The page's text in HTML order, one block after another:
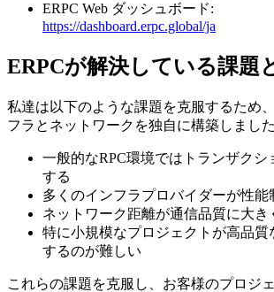
ERPC Web ダッシュボード:
https://dashboard.erpc.global/ja
ERPCが解決している課題
私達は以下のような課題を克服するため
フラとネットワークを独自に構築しました
一般的なRPC環境ではトランザクシ
する
多くのインフラプロバイダーが性能
ネットワーク距離が通信品質に大き
特に小規模なプロジェクトが高品質
するのが難しい
これらの課題を克服し、お客様のプロジ